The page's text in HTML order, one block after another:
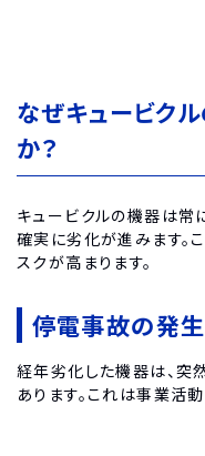
なぜキュービク
か？
キュービクルの機器は常
確実に劣化が進みます。
スクが高まります。
停電事故の発生
経年劣化した機器は、突
あります。これは事業活